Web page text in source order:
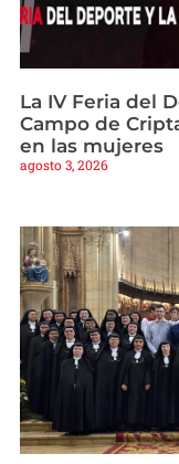
La IV Feria del
Campo de
en las mujeres
agosto 3, 2026